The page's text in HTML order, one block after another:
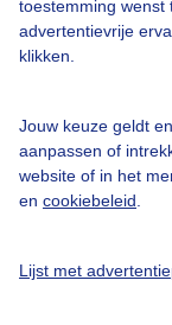
toestemming wenst
advertentievrije
klikken.
Jouw keuze geldt
aanpassen of
website of in het
en cookiebeleid
Lijst met
Contact
Toegankelijkheid
Adverteren
Buienradar
Privacy beleid